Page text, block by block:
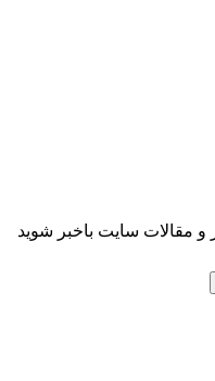
و مقالات سایت باخبر شوید